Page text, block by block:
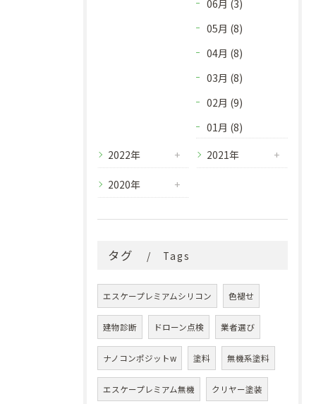
06月 (3)
05月 (8)
04月 (8)
03月 (8)
02月 (9)
01月 (8)
2022年
2021年
2020年
タグ Tags
エスケープレミアムシリコン 色褪せ
建物診断 ドローン点検 業者選び
ナノコンポジットw 塗料 無機系塗料
エスケープレミアム無機 クリヤー塗装